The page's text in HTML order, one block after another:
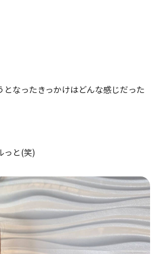
なったきっかけはどんな感じだった
っと(笑)